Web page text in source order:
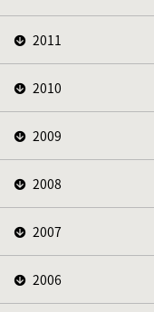
2011
2010
2009
2008
2007
2006